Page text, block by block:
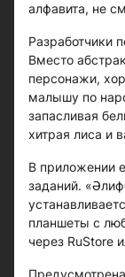
алфавита, не
Разработчики
Вместо
персонажи,
малышу по
запасливая
хитрая лиса и
В приложении
заданий.
планшеты с
через RuStore